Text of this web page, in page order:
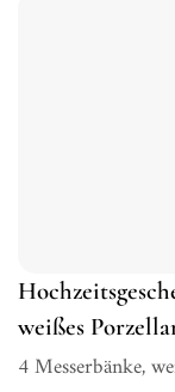
weißes
4 Messerbänke,